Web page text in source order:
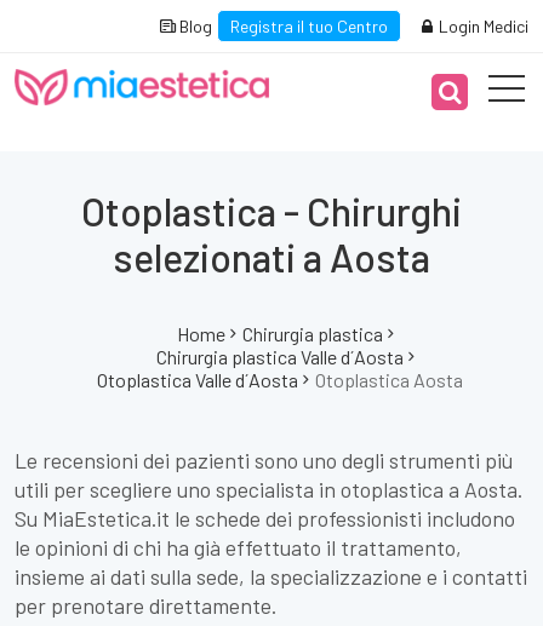
Blog Registra il tuo Centro Login Medici
Otoplastica - Chirurghi
selezionati a Aosta
Home
Chirurgia plastica
Chirurgia plastica Valle d´Aosta
Otoplastica Valle d´Aosta
Otoplastica Aosta
Le recensioni dei pazienti sono uno degli strumenti più
utili per scegliere uno specialista in otoplastica a Aosta.
Su MiaEstetica.it le schede dei professionisti includono
le opinioni di chi ha già effettuato il trattamento,
insieme ai dati sulla sede, la specializzazione e i contatti
per prenotare direttamente.